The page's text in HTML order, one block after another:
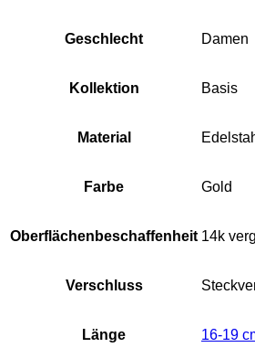
Geschlecht Damen
Kollektion Basis
Material
Farbe Gold
Oberflächenbeschaffenheit 14k
Verschluss
Länge 16-19